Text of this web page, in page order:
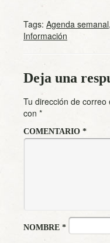
Tags: Agenda semanal,
Información
Deja una
Tu dirección de
con *
COMENTARIO *
NOMBRE *